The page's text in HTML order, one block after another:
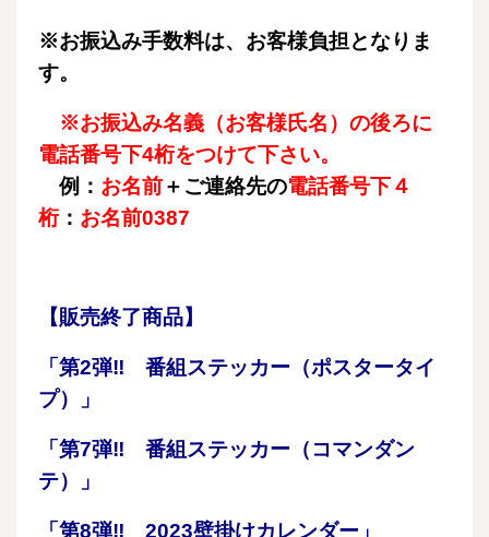
※お振込み手数料は、お客様負担となりま
す。
※お振込み名義（お客様氏名）の後ろに
電話番号下4桁をつけて下さい。
例： お名前＋ご連絡先の電話番号下４
桁 ： お名前0387
【販売終了商品】
「第2弾‼ 番組ステッカー（ポスタータイ
プ）」
「第7弾‼ 番組ステッカー（コマンダン
テ）」
「第8弾‼ 2023壁掛けカレンダー」